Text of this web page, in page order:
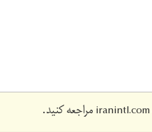
iranintl.comمراجعه کنید.